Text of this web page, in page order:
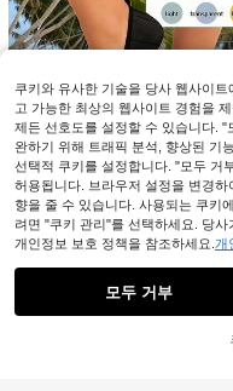
죄송합니다.
유사한 재고품 표시
1쌍 빠른 건조 미끄럼 방지 비치
및 워터 슈즈, 맨발 워터 양말, 남
통기성 맨발 양말, 스노클링, 수영,
가, 서핑, 강 보트, 피트니스, 수상
츠, 야외 탐험에 적합 (다양한 사
유니섹스, 사이즈가 작게 나오므
#1 TOP 3위 에서 수영 장비
2,243원 -42% 마지막 3일
쿠키와 유사한 기술을 당사 웹사이
고 가능한 최상의 웹사이트 경험을
제든 선호도를 설정할 수 있습니다. "
완하기 위해 트래픽 분석, 향상된 기
선택적 쿠키를 설정합니다. "모두 거
허용됩니다. 브라우저 설정을 변경
향을 줄 수 있습니다. 사용되는 쿠키
려면 "쿠키 관리"를 선택하세요. 당
개인정보 보호 정책을 참조하세요. 개
모두 거부